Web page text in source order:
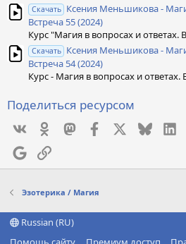
Скачать Ксения Меньшикова -
Встреча 55 (2024)
Курс "Магия в вопросах и ответах.
Скачать Ксения Меньшикова -
Встреча 54 (2024)
Курс - Магия в вопросах и ответах.
Поделиться ресурсом
VkontakteOdnoklassniki
MastodonFacebook
GoogleСсылка
Эзотерика / Магия
Russian (RU)